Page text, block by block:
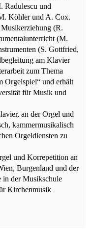
Radulescu und
Köhler und A. Cox.
(R.
(M.
(S. Gottfried,
am Klavier
zum Thema
Orgelspiel“ und erhält
für Musik und
an der Orgel und
kammermusikalisch
Orgeldiensten zu
und Korrepetition an
Burgenland und der
in der Musikschule
Kirchenmusik